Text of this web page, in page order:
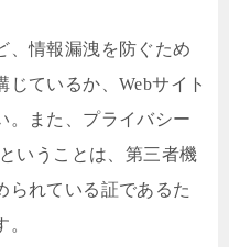
、情報漏洩を防ぐため
ているか、Webサイト
。また、プライバシー
いうことは、第三者機
られている証であるた